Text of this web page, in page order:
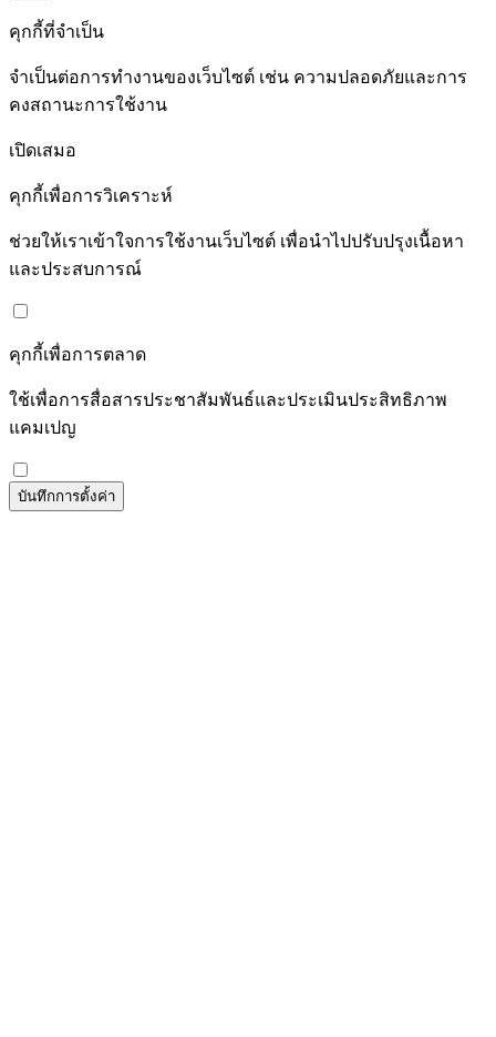
คุกกี้ที่จำเป็น
จำเป็นต่อการทำงานของเว็บไซต์ เช่น ความปลอดภัยและการ
คงสถานะการใช้งาน
เปิดเสมอ
คุกกี้เพื่อการวิเคราะห์
ช่วยให้เราเข้าใจการใช้งานเว็บไซต์ เพื่อนำไปปรับปรุงเนื้อหา
และประสบการณ์
คุกกี้เพื่อการตลาด
ใช้เพื่อการสื่อสารประชาสัมพันธ์และประเมินประสิทธิภาพ
แคมเปญ
บันทึกการตั้งค่า